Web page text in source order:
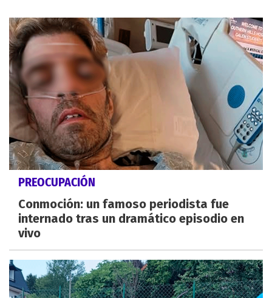
PREOCUPACIÓN
Conmoción: un famoso periodista fue
internado tras un dramático episodio en
vivo